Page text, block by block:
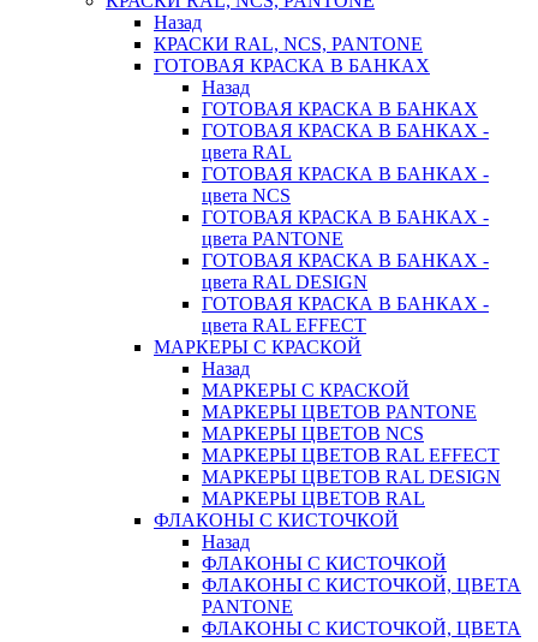
Назад
КРАСКИ RAL, NCS, PANTONE
ГОТОВАЯ КРАСКА В БАНКАХ
Назад
ГОТОВАЯ КРАСКА В БАНКАХ
ГОТОВАЯ КРАСКА В БАНКАХ -
цвета RAL
ГОТОВАЯ КРАСКА В БАНКАХ -
цвета NCS
ГОТОВАЯ КРАСКА В БАНКАХ -
цвета PANTONE
ГОТОВАЯ КРАСКА В БАНКАХ -
цвета RAL DESIGN
ГОТОВАЯ КРАСКА В БАНКАХ -
цвета RAL EFFECT
МАРКЕРЫ С КРАСКОЙ
Назад
МАРКЕРЫ С КРАСКОЙ
МАРКЕРЫ ЦВЕТОВ PANTONE
МАРКЕРЫ ЦВЕТОВ NCS
МАРКЕРЫ ЦВЕТОВ RAL EFFECT
МАРКЕРЫ ЦВЕТОВ RAL DESIGN
МАРКЕРЫ ЦВЕТОВ RAL
ФЛАКОНЫ С КИСТОЧКОЙ
Назад
ФЛАКОНЫ С КИСТОЧКОЙ
ФЛАКОНЫ С КИСТОЧКОЙ, ЦВЕТА
PANTONE
ФЛАКОНЫ С КИСТОЧКОЙ, ЦВЕТА